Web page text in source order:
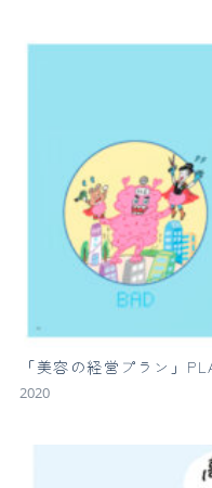
「美容の経営プラン」
2020